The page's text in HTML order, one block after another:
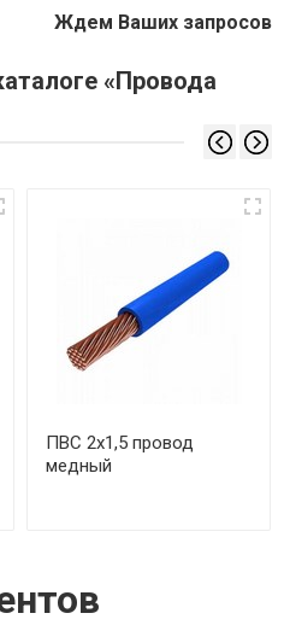
Ждем Ваших запросов
«Провода
ПВС 2х1,5 провод
медный